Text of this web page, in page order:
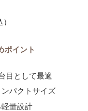
ポイント
目として最適
パクトサイズ
量設計